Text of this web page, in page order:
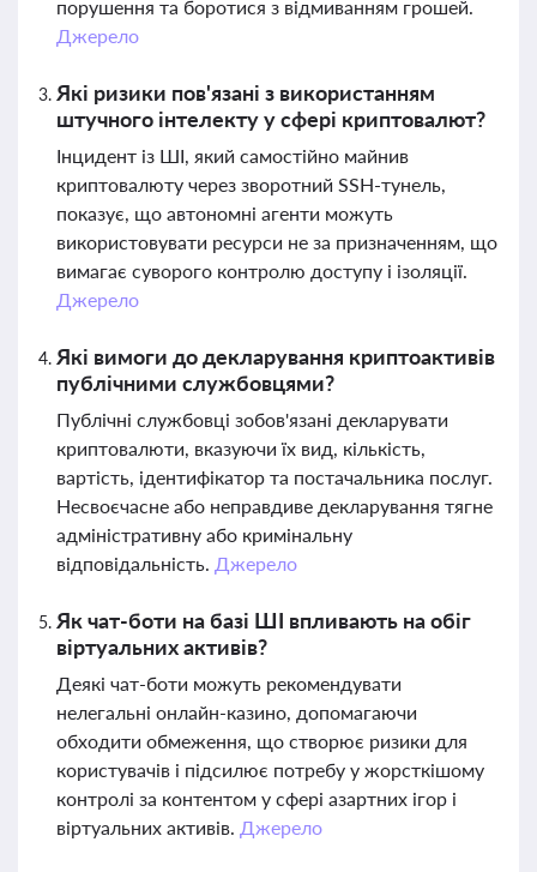
порушення та боротися з відмиванням грошей.
Джерело
Які ризики пов'язані з використанням
штучного інтелекту у сфері криптовалют?
Інцидент із ШІ, який самостійно майнив
криптовалюту через зворотний SSH-тунель,
показує, що автономні агенти можуть
використовувати ресурси не за призначенням, що
вимагає суворого контролю доступу і ізоляції.
Джерело
Які вимоги до декларування криптоактивів
публічними службовцями?
Публічні службовці зобов'язані декларувати
криптовалюти, вказуючи їх вид, кількість,
вартість, ідентифікатор та постачальника послуг.
Несвоєчасне або неправдиве декларування тягне
адміністративну або кримінальну
відповідальність. Джерело
Як чат-боти на базі ШІ впливають на обіг
віртуальних активів?
Деякі чат-боти можуть рекомендувати
нелегальні онлайн-казино, допомагаючи
обходити обмеження, що створює ризики для
користувачів і підсилює потребу у жорсткішому
контролі за контентом у сфері азартних ігор і
віртуальних активів. Джерело